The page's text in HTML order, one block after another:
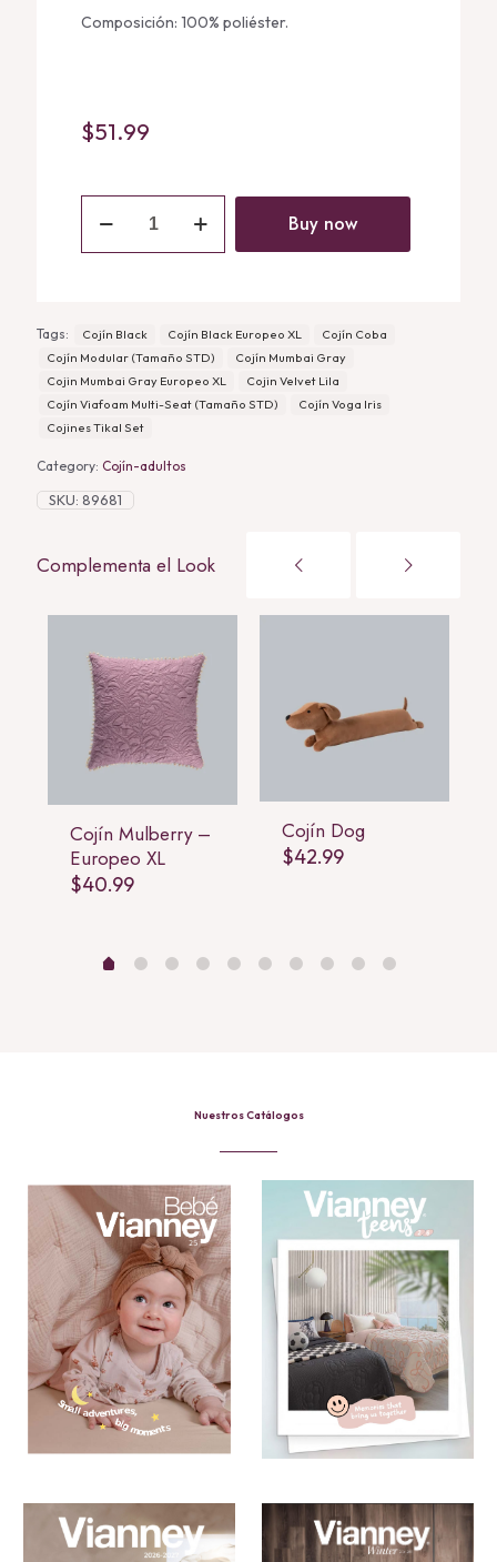
Composición: 100% poliéster.
$51.99
Cojines
quantity
Buy now
Tags: Cojín Black Cojín Black Europeo XL
Cojín Coba
Cojín Modular (Tamaño STD)
Cojín Mumbai Gray
Cojin Mumbai Gray Europeo XL
Cojin Velvet Lila
Cojín Viafoam Multi-Seat (Tamaño STD)
Cojín Voga Iris
Cojines Tikal Set
Category: Cojín-adultos
SKU: 89681
Complementa el Look
Cojín Mulberry –
Europeo XL
$40.99
Cojín Dog
$42.99
Nuestros Catálogos